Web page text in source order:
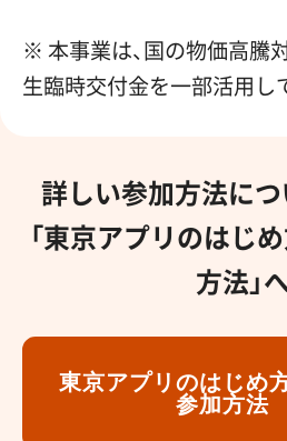
※ 本事業は、国の物価高騰
生臨時交付金を一部活用し
詳しい参加方法につ
「東京アプリのはじ
方法」へ
東京アプリのはじめ
参加方法